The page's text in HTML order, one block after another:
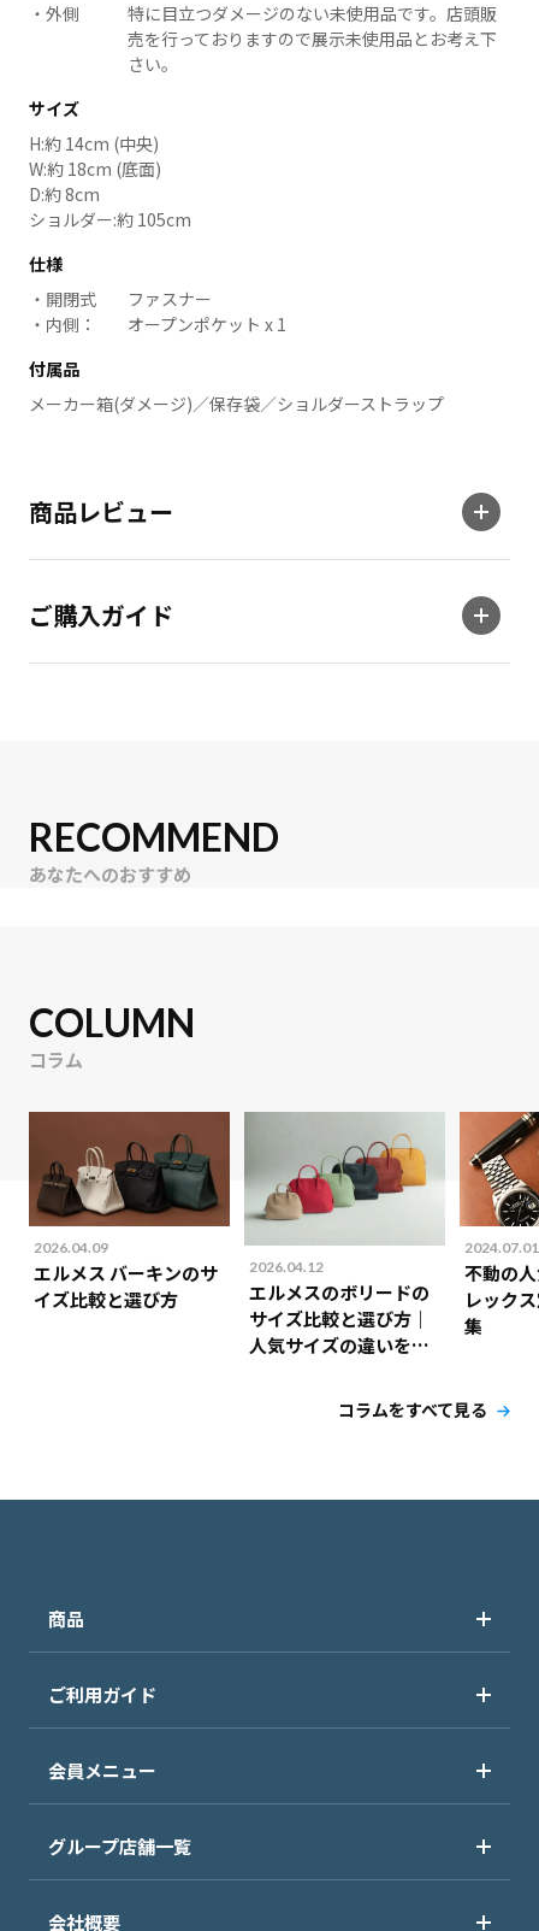
外側
特に目立つダメージのない未使用品です。店頭販
売を行っておりますので展示未使用品とお考え下
さい。
サイズ
H:約 14cm (中央)
W:約 18cm (底面)
D:約 8cm
ショルダー:約 105cm
仕様
開閉式
ファスナー
内側：
オープンポケット x 1
付属品
メーカー箱(ダメージ)／保存袋／ショルダーストラップ
商品レビュー
ご購入ガイド
RECOMMEND
あなたへのおすすめ
COLUMN
コラム
2026.04.09
エルメス バーキンのサ
イズ比較と選び方
2026.04.12
エルメスのボリードの
サイズ比較と選び方｜
人気サイズの違いを解
2024.07.01
不動の
レック
集
コラムをすべて見る
商品
ご利用ガイド
会員メニュー
グループ店舗一覧
会社概要